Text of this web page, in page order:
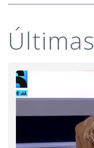
Últimas